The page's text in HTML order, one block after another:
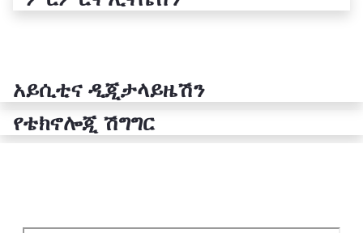
የቴክኖሎጂ ሽግግር